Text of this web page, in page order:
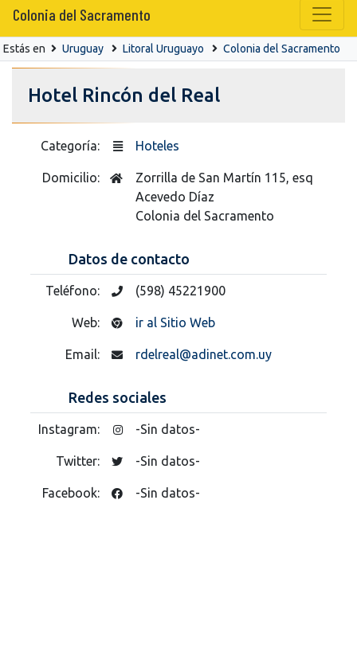
Colonia del Sacramento
Estás en Uruguay Litoral Uruguayo Colonia del Sacramento
Hotel Rincón del Real
Categoría: Hoteles
Domicilio:
Zorrilla de San Martín 115, esq
Acevedo Díaz
Colonia del Sacramento
Datos de contacto
Teléfono: (598) 45221900
Web: ir al Sitio Web
Email: rdelreal@adinet.com.uy
Redes sociales
Instagram: -Sin datos-
Twitter: -Sin datos-
Facebook: -Sin datos-